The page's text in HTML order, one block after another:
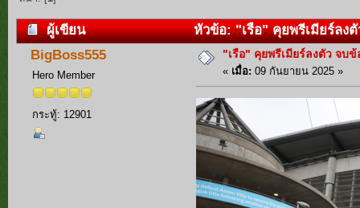
ผู้เขียน
หัวข้อ: "เรือ" คุยพรีเมียร์ลง
BigBoss555
Hero Member
กระทู้: 12901
"เรือ" คุยพรีเมียร์ลงตัว จบ
« เมื่อ: 09 กันยายน 2025 »